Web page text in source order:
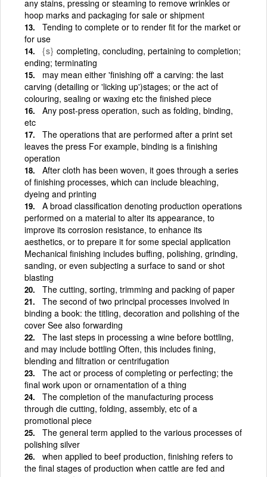
any stains, pressing or steaming to remove wrinkles or
hoop marks and packaging for sale or shipment
Tending to complete or to render fit for the market or
for use
{s} completing, concluding, pertaining to completion;
ending; terminating
may mean either 'finishing off' a carving: the last
carving (detailing or 'licking up')stages; or the act of
colouring, sealing or waxing etc the finished piece
Any post-press operation, such as folding, binding,
etc
The operations that are performed after a print set
leaves the press For example, binding is a finishing
operation
After cloth has been woven, it goes through a series
of finishing processes, which can include bleaching,
dyeing and printing
A broad classification denoting production operations
performed on a material to alter its appearance, to
improve its corrosion resistance, to enhance its
aesthetics, or to prepare it for some special application
Mechanical finishing includes buffing, polishing, grinding,
sanding, or even subjecting a surface to sand or shot
blasting
The cutting, sorting, trimming and packing of paper
The second of two principal processes involved in
binding a book: the titling, decoration and polishing of the
cover See also forwarding
The last steps in processing a wine before bottling,
and may include bottling Often, this includes fining,
blending and filtration or centrifugation
The act or process of completing or perfecting; the
final work upon or ornamentation of a thing
The completion of the manufacturing process
through die cutting, folding, assembly, etc of a
promotional piece
The general term applied to the various processes of
polishing silver
when applied to beef production, finishing refers to
the final stages of production when cattle are fed and